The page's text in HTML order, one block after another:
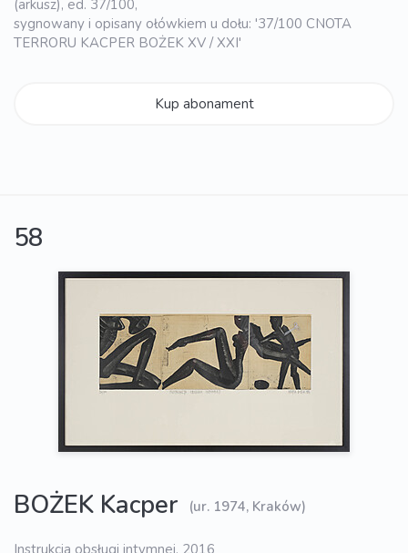
(arkusz), ed. 37/100,
sygnowany i opisany ołówkiem u dołu: '37/100 CNOTA
TERRORU KACPER BOŻEK XV / XXI'
Kup abonament
58
BOŻEK Kacper (ur. 1974, Kraków)
Instrukcja obsługi intymnej, 2016